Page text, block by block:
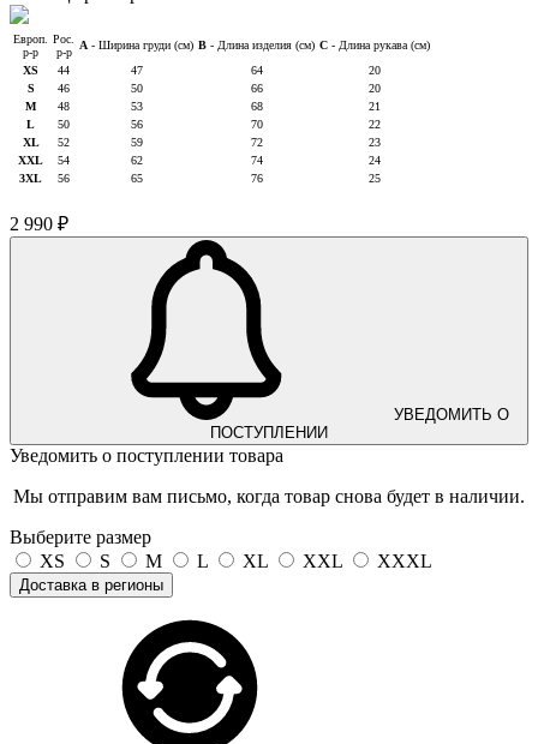
Европ.
р-р
Рос.
р-р
A - Ширина груди (см) B - Длина изделия (см) C - Длина рукава (см)
XS
44 47 64
20
S
46 50 66
20
M
48 53 68
21
L
50 56 70
22
XL
52 59 72
23
XXL
54 62 74
24
3XL
56 65 76 25
2 990 ₽
УВЕДОМИТЬ О
ПОСТУПЛЕНИИ
Уведомить о поступлении товара
Мы отправим вам письмо, когда товар снова будет в наличии.
Выберите размер
XS
S M L XL XXL XXXL
Доставка в регионы